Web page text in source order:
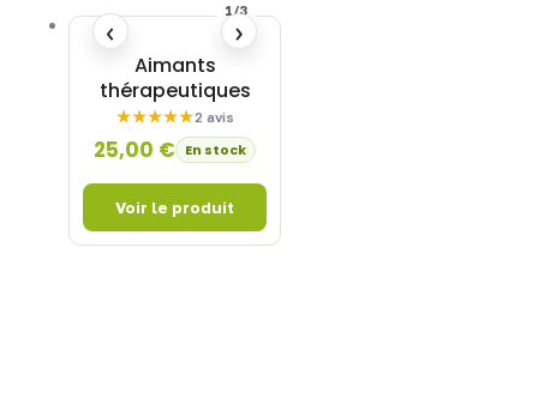
Aimants
thérapeutiques
2 avis
25,00 € En stock
‹ ›
1/3